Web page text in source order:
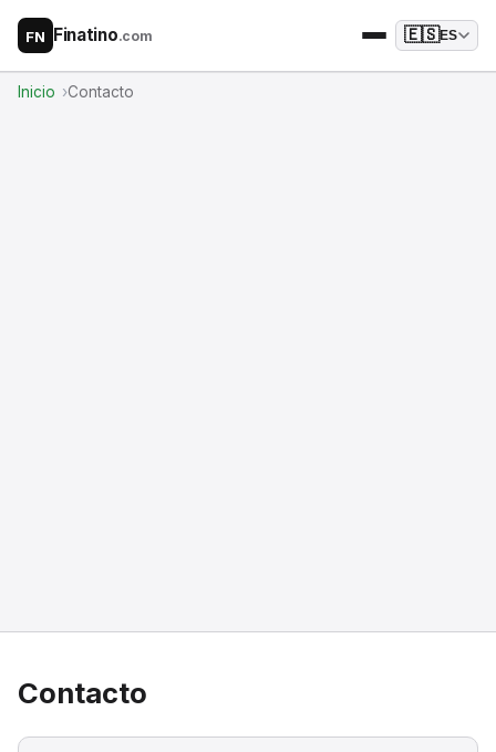
FN Finatino.com 🇪🇸ES
Inicio Contacto
Contacto